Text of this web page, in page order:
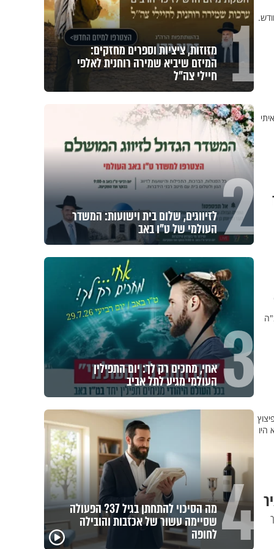
היו
1 מזוזות, ציציות וספרים מחזקים:
המיזם שיביא שמירה רוחנית לאלפי
חיילי צה"ל
2 לזיווגים, שלום בית וישועות: המשדר
העולמי של ט"ו באב
3 אחי, מחכים רק לך: יום התפילין
העולמי מגיע לתל אביב
4 מה הסיכוי להתחתן בגיל 37? הפעולה
שסיימה עשור של אכזבות והובילה
לחופה
כך תשמרו על עצמכם ועל